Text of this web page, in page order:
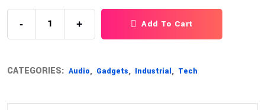
- + Add To Cart
CATEGORIES: Audio, Gadgets, Industrial, Tech